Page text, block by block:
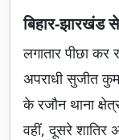
बिहार-झारखंड से
लगातार पीछा कर
अपराधी सुजीत
के रजौन थाना
वहीं, दूसरे शातिर